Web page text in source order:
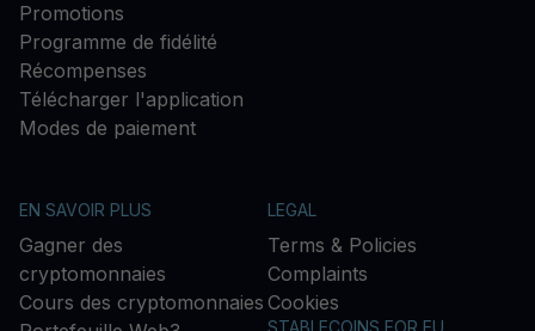
Promotions
Programme de fidélité
Récompenses
Télécharger l'application
Modes de paiement
EN SAVOIR PLUS
Gagner des
cryptomonnaies
Cours des cryptomonnaies
LEGAL
Terms & Policies
Complaints
Cookies
STABLECOINS FOR EU